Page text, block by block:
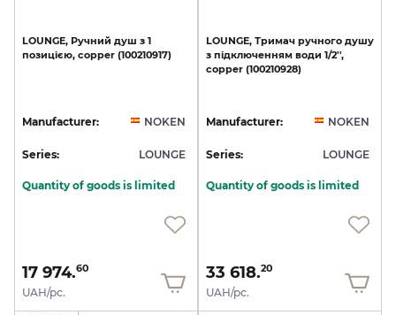
LOUNGE, Ручний душ з 1
позицією, copper (100210917)
Manufacturer: NOKEN
Series: LOUNGE
Quantity of goods is limited
17 974.60
UAH/pc.
LOUNGE, Тримач ручного душу
з підключенням води 1/2'',
copper (100210928)
Manufacturer: NOKEN
Series: LOUNGE
Quantity of goods is limited
33 618.20
UAH/pc.